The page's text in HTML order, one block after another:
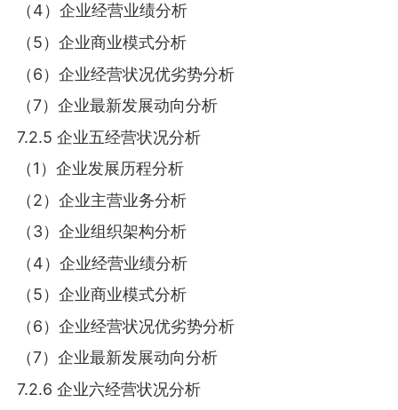
（4）企业经营业绩分析
（5）企业商业模式分析
（6）企业经营状况优劣势分析
（7）企业最新发展动向分析
7.2.5 企业五经营状况分析
（1）企业发展历程分析
（2）企业主营业务分析
（3）企业组织架构分析
（4）企业经营业绩分析
（5）企业商业模式分析
（6）企业经营状况优劣势分析
（7）企业最新发展动向分析
7.2.6 企业六经营状况分析